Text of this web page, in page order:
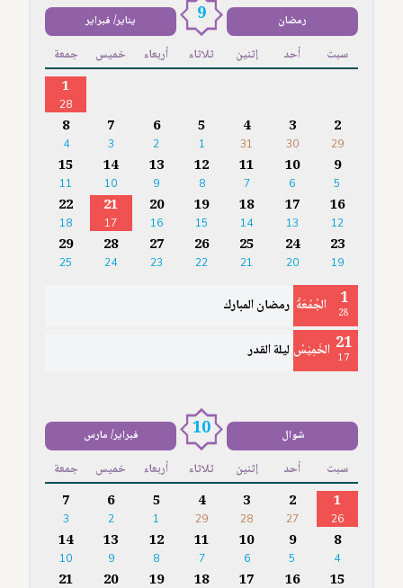
رمضان 9 يناير/ فبراير
سبت أحد إثنين ثلاثاء أربعاء خميس جمعة
1
28
2
29
3
30
4
31
5
1
6
2
7
3
8
4
9
5
10
6
11
7
12
8
13
9
14
10
15
11
16
12
17
13
18
14
19
15
20
16
21
17
22
18
23
19
24
20
25
21
26
22
27
23
28
24
29
25
1
28 الجُمُعَةُ رمضان المبارك
21
17 الخَمِيْسُ ليلة القدر
شوال 10 فبراير/ مارس
سبت أحد إثنين ثلاثاء أربعاء خميس جمعة
1
26
2
27
3
28
4
29
5
1
6
2
7
3
8
4
9
5
10
6
11
7
12
8
13
9
14
10
15
16
17
18
19
20
21